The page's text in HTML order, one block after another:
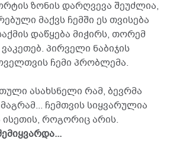
ზონის დარღვევა შეუძლია,
მაქვს ჩემში ეს თვისება
დაწყება მიჭირს, თორემ
პირველი ნაბიჯის
ჩემი პრობლემა.
ასახსნელი რამ, ბევრმა
ჩემთვის სიყვარულია
ისეთის, როგორიც არის.